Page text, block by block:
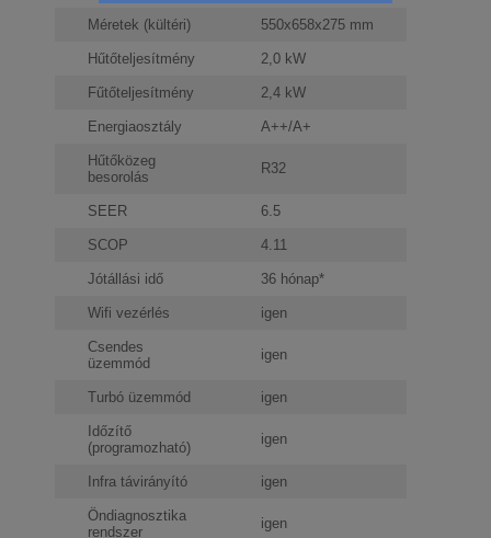
Méretek (kültéri) 550x658x275 mm
Hűtőteljesítmény 2,0 kW
Fűtőteljesítmény 2,4 kW
Energiaosztály A++/A+
Hűtőközeg
besorolás
R32
SEER 6.5
SCOP 4.11
Jótállási idő 36 hónap*
Wifi vezérlés igen
Csendes
üzemmód
igen
Turbó üzemmód igen
Időzítő
(programozható)
igen
Infra távirányító igen
Öndiagnosztika
rendszer
igen